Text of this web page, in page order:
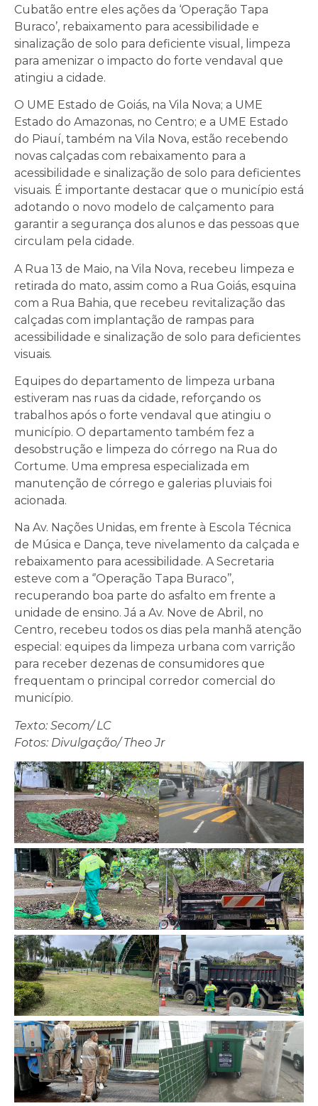
Cubatão entre eles ações da ‘Operação Tapa
Buraco’, rebaixamento para acessibilidade e
sinalização de solo para deficiente visual, limpeza
para amenizar o impacto do forte vendaval que
atingiu a cidade.
O UME Estado de Goiás, na Vila Nova; a UME
Estado do Amazonas, no Centro; e a UME Estado
do Piauí, também na Vila Nova, estão recebendo
novas calçadas com rebaixamento para a
acessibilidade e sinalização de solo para deficientes
visuais. É importante destacar que o município está
adotando o novo modelo de calçamento para
garantir a segurança dos alunos e das pessoas que
circulam pela cidade.
A Rua 13 de Maio, na Vila Nova, recebeu limpeza e
retirada do mato, assim como a Rua Goiás, esquina
com a Rua Bahia, que recebeu revitalização das
calçadas com implantação de rampas para
acessibilidade e sinalização de solo para deficientes
visuais.
Equipes do departamento de limpeza urbana
estiveram nas ruas da cidade, reforçando os
trabalhos após o forte vendaval que atingiu o
município. O departamento também fez a
desobstrução e limpeza do córrego na Rua do
Cortume. Uma empresa especializada em
manutenção de córrego e galerias pluviais foi
acionada.
Na Av. Nações Unidas, em frente à Escola Técnica
de Música e Dança, teve nivelamento da calçada e
rebaixamento para acessibilidade. A Secretaria
esteve com a ‘’Operação Tapa Buraco’’,
recuperando boa parte do asfalto em frente a
unidade de ensino.Já a Av. Nove de Abril, no
Centro, recebeu todos os dias pela manhã atenção
especial: equipes da limpeza urbana com varrição
para receber dezenas de consumidores que
frequentam o principal corredor comercial do
município.
Texto: Secom/ LC
Fotos: Divulgação/ Theo Jr